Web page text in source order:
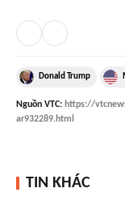
Donald Trump
Nguồn VTC: https://
ar932289.html
TIN KHÁC